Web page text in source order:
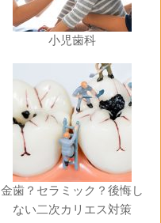
小児歯科
金歯？セラミック？後悔し
ない二次カリエス対策